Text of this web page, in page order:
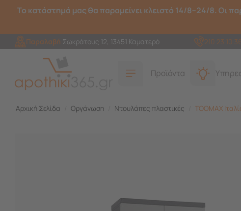
Το κατάστημά μας θα παραμείνει κλειστό 14/8–24/8. Οι
Παραλαβή Σωκράτους 12, 13451 Καματερό 210 23 10
Προϊόντα
Αρχική Σελίδα Οργάνωση Ντουλάπες πλαστικές TOOMAX